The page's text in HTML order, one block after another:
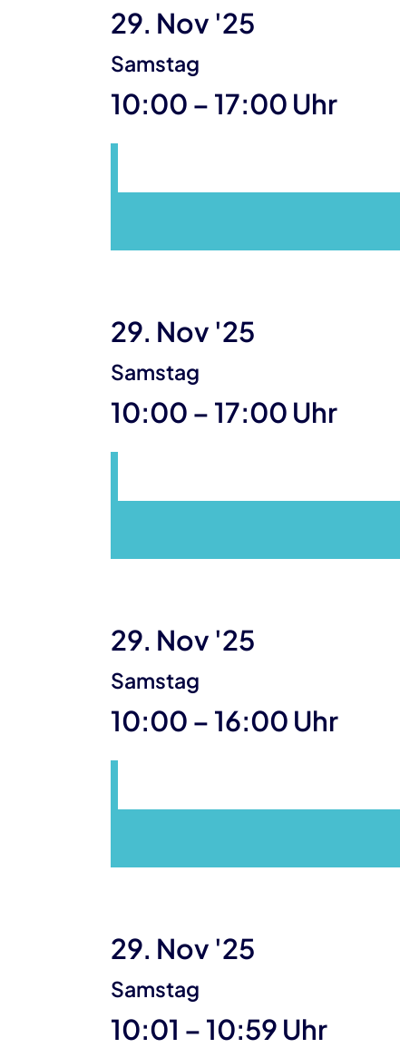
29. Nov '25
Samstag
10:00 – bis
17:00 Uhr
29. Nov '25
Samstag
10:00 – bis
17:00 Uhr
29. Nov '25
Samstag
10:00 – bis
16:00 Uhr
29. Nov '25
Samstag
10:01 – bis
10:59 Uhr